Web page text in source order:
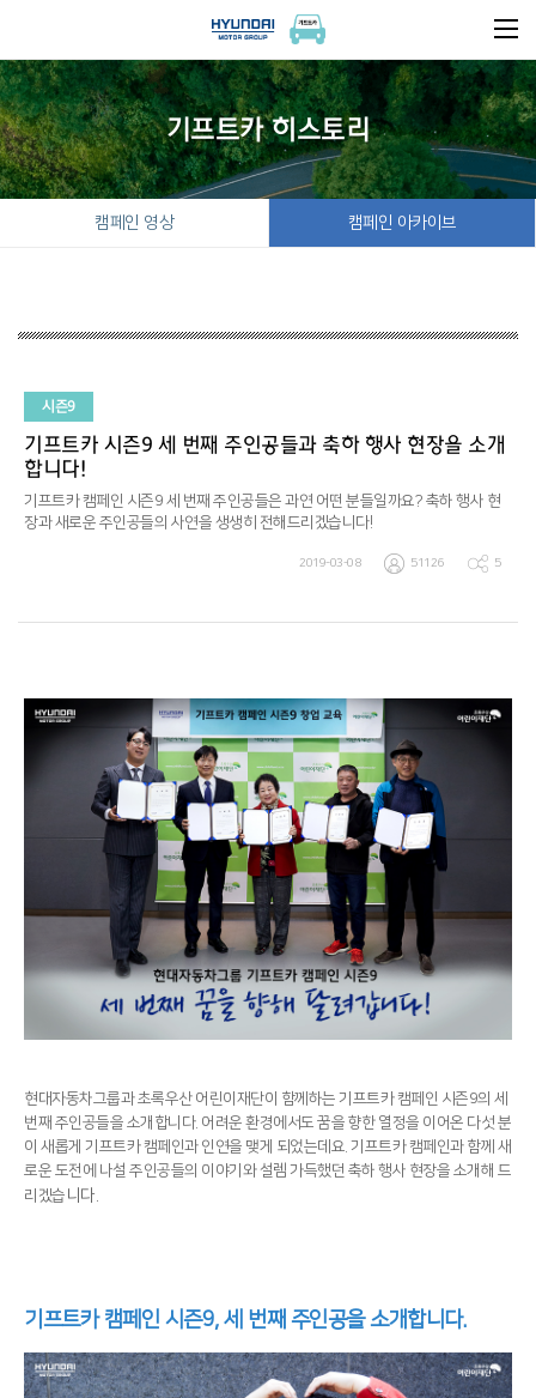
기프트카 히스토리
캠페인 영상 캠페인 아카이브
시즌9
기프트카 시즌9 세 번째 주인공들과 축하 행사 현장을 소개
합니다!
기프트카 캠페인 시즌9 세 번째 주인공들은 과연 어떤 분들일까요? 축하 행사 현
장과 새로운 주인공들의 사연을 생생히 전해드리겠습니다!
2019-03-08 51126 5
현대자동차그룹과 초록우산 어린이재단이 함께하는 기프트카 캠페인 시즌9의 세
번째 주인공들을 소개합니다. 어려운 환경에서도 꿈을 향한 열정을 이어온 다섯 분
이 새롭게 기프트카 캠페인과 인연을 맺게 되었는데요. 기프트카 캠페인과 함께 새
로운 도전에 나설 주인공들의 이야기와 설렘 가득했던 축하 행사 현장을 소개해 드
리겠습 니다.
기프트카 캠페인 시즌9, 세 번째 주인공을 소개합니다.